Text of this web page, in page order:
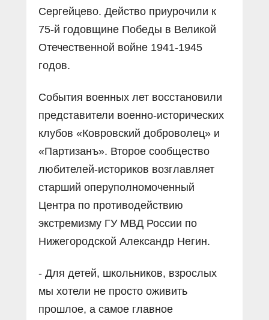
Сергейцево. Действо приурочили к
75-й годовщине Победы в Великой
Отечественной войне 1941-1945
годов.
События военных лет восстановили
представители военно-исторических
клубов «Ковровский доброволец» и
«Партизанъ». Второе сообщество
любителей-историков возглавляет
старший оперуполномоченный
Центра по противодействию
экстремизму ГУ МВД России по
Нижегородской Александр Негин.
- Для детей, школьников, взрослых
мы хотели не просто оживить
прошлое, а самое главное